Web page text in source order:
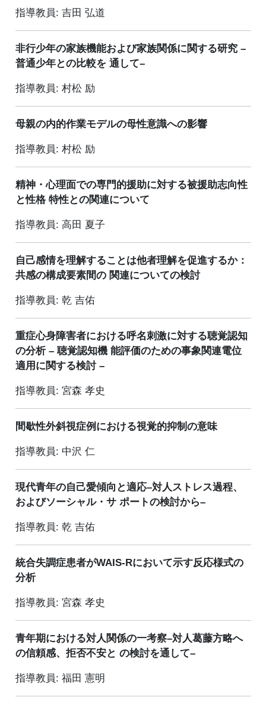
指導教員: 吉田 弘道
非行少年の家族機能および家族関係に関する研究 –
普通少年との比較を 通して–
指導教員: 村松 励
母親の内的作業モデルの母性意識への影響
指導教員: 村松 励
精神・心理面での専門的援助に対する被援助志向性
と性格 特性との関連について
指導教員: 高田 夏子
自己感情を理解することは他者理解を促進するか：
共感の構成要素間の 関連についての検討
指導教員: 乾 吉佑
重症心身障害者における呼名刺激に対する聴覚認知
の分析 – 聴覚認知機 能評価のための事象関連電位
適用に関する検討 –
指導教員: 宮森 孝史
間歇性外斜視症例における視覚的抑制の意味
指導教員: 中沢 仁
現代青年の自己愛傾向と適応–対人ストレス過程、
およびソーシャル・サ ポートの検討から–
指導教員: 乾 吉佑
統合失調症患者がWAIS-Rにおいて示す反応様式の
分析
指導教員: 宮森 孝史
青年期における対人関係の一考察–対人葛藤方略へ
の信頼感、拒否不安と の検討を通して–
指導教員: 福田 憲明